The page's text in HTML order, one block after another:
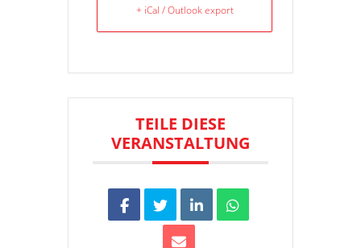
+ iCal / Outlook export
TEILE DIESE
VERANSTALTUNG